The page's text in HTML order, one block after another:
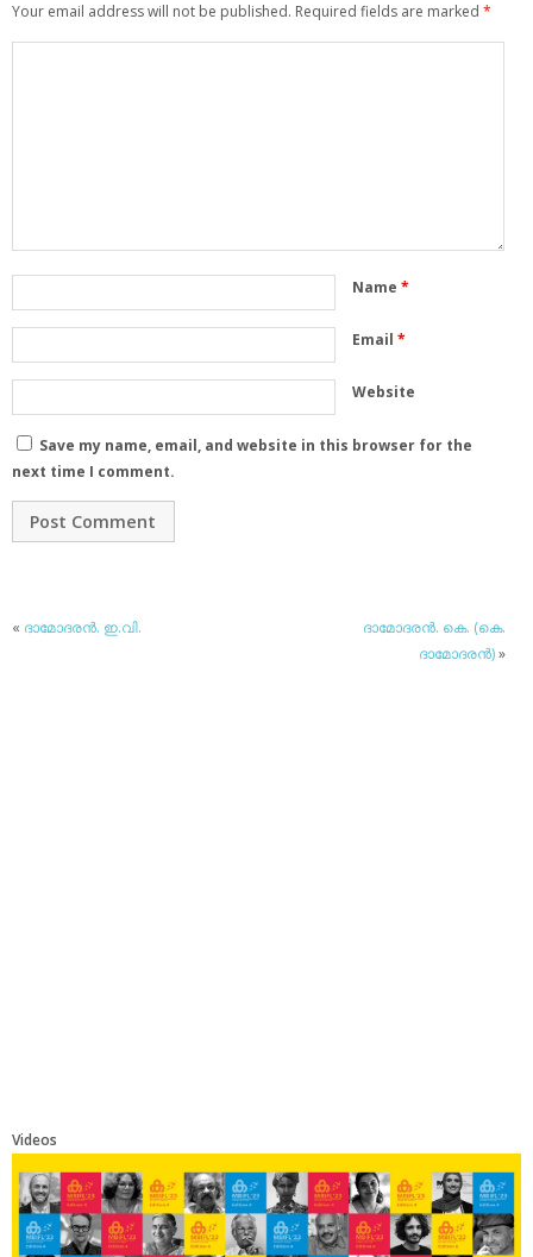
Your email address will not be published. Required fields are marked *
Name *
Email *
Website
Save my name, email, and website in this browser for the
next time I comment.
« ദാമോദരന്‍. ഇ.വി.
ദാമോദരന്‍. കെ. (കെ.
ദാമോദരന്‍)»
Videos